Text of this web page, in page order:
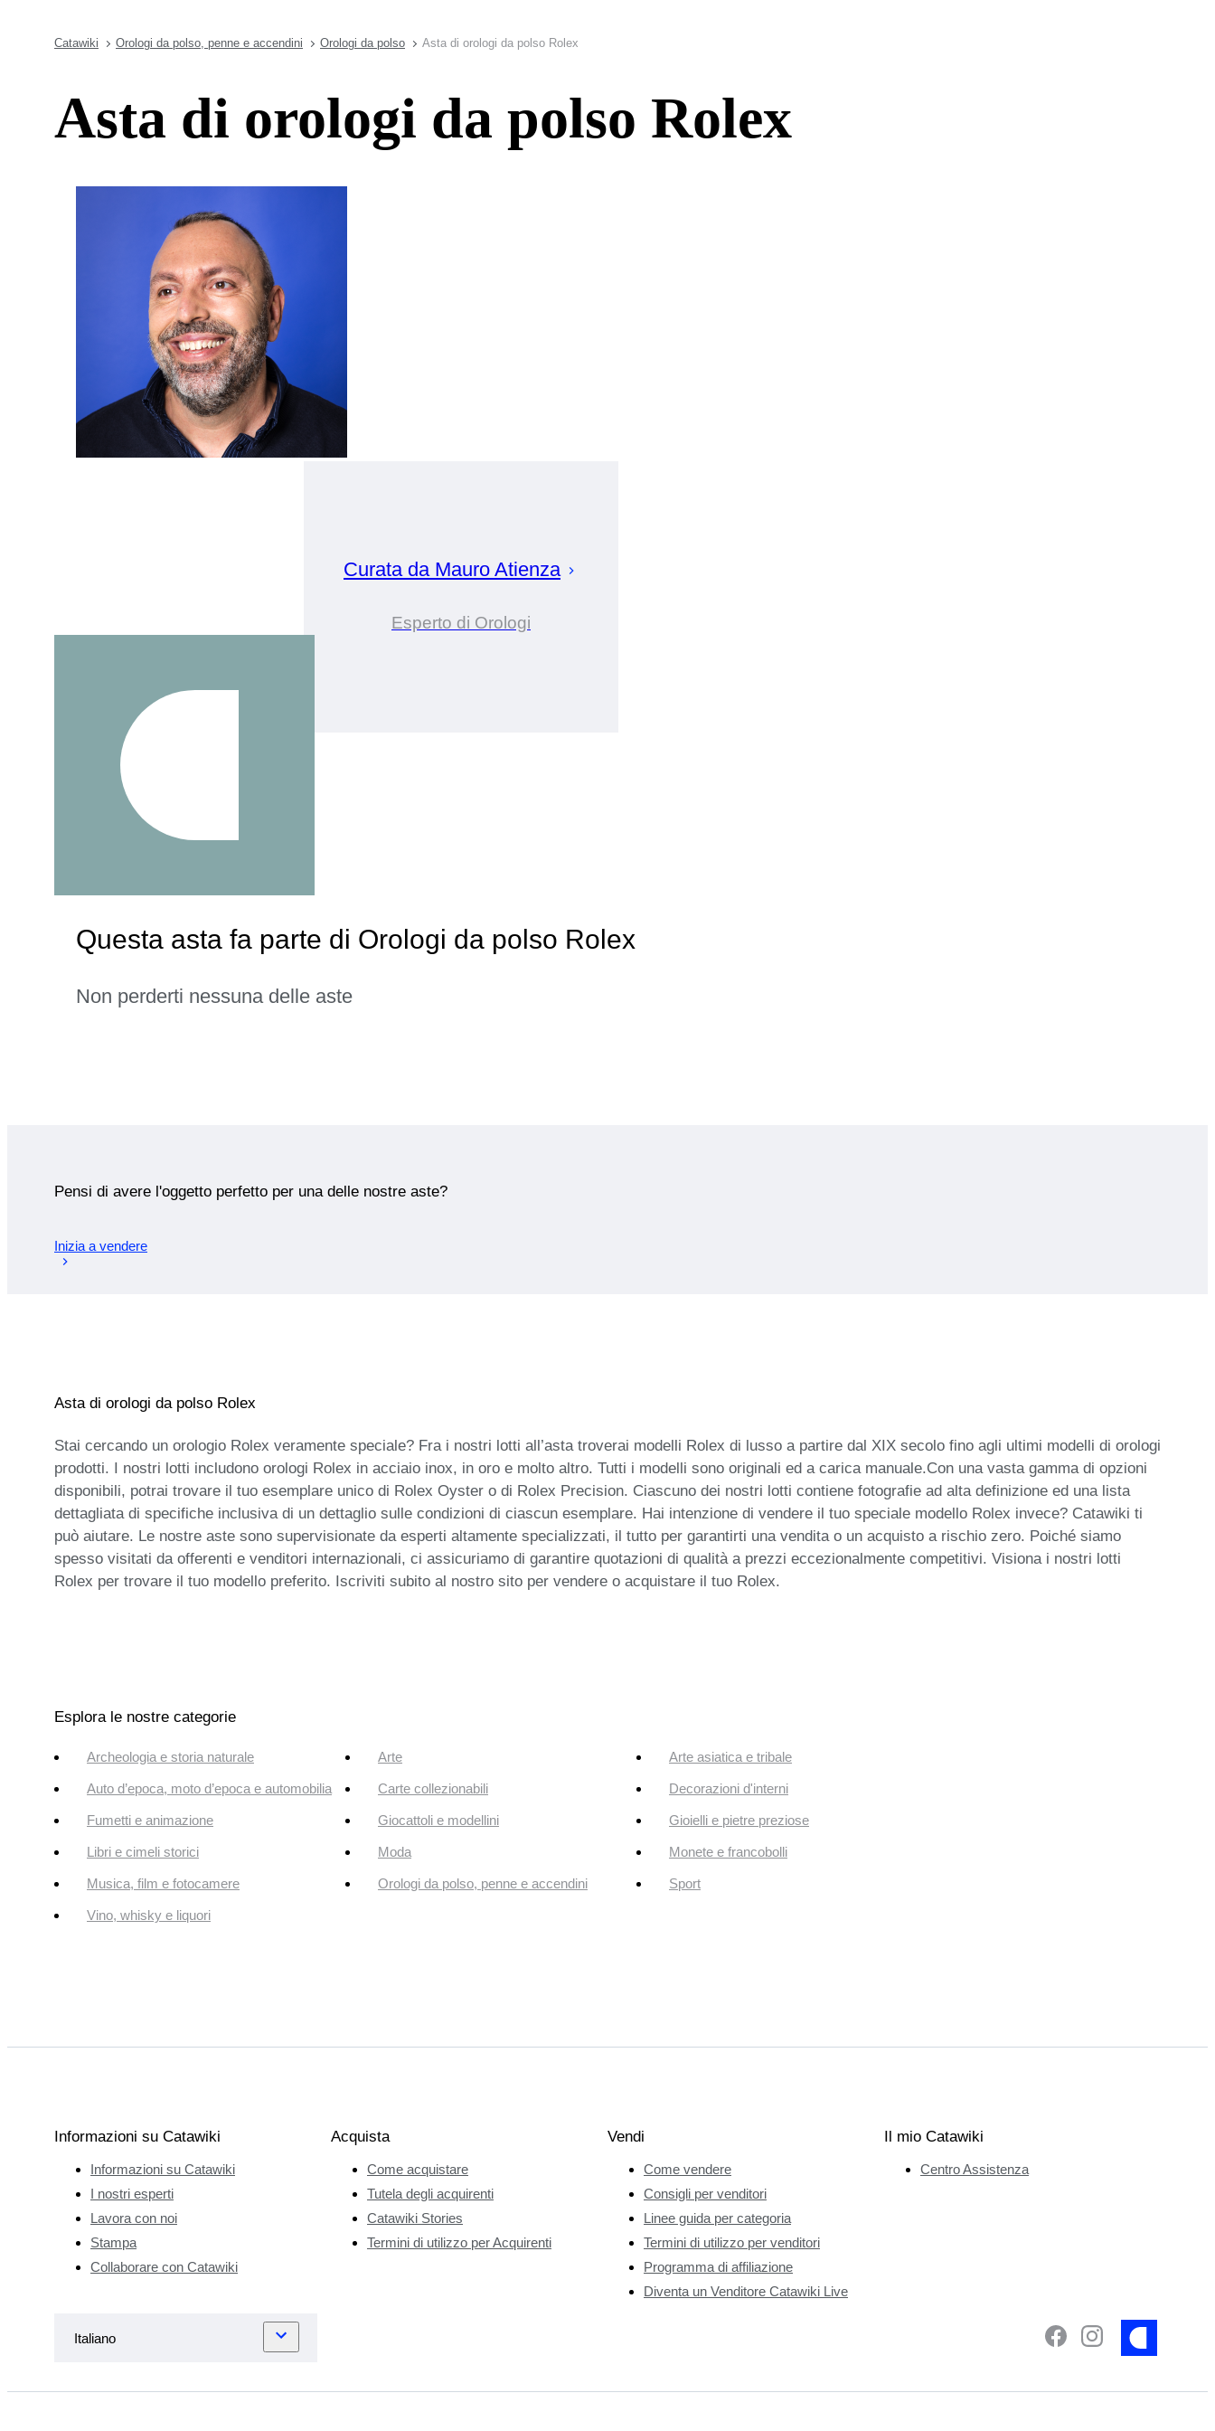
Catawiki Orologi da polso, penne e accendini Orologi da polso Asta di orologi da polso Rolex
Asta di orologi da polso Rolex
Curata da Mauro Atienza
Esperto di Orologi
Questa asta fa parte di Orologi da polso Rolex
Non perderti nessuna delle aste
Pensi di avere l'oggetto perfetto per una delle nostre aste?
Inizia a vendere
Asta di orologi da polso Rolex
Stai cercando un orologio Rolex veramente speciale? Fra i nostri lotti all’asta troverai modelli Rolex di lusso a partire dal XIX secolo fino agli ultimi modelli di orologi
prodotti. I nostri lotti includono orologi Rolex in acciaio inox, in oro e molto altro. Tutti i modelli sono originali ed a carica manuale.Con una vasta gamma di opzioni
disponibili, potrai trovare il tuo esemplare unico di Rolex Oyster o di Rolex Precision. Ciascuno dei nostri lotti contiene fotografie ad alta definizione ed una lista
dettagliata di specifiche inclusiva di un dettaglio sulle condizioni di ciascun esemplare. Hai intenzione di vendere il tuo speciale modello Rolex invece? Catawiki ti
può aiutare. Le nostre aste sono supervisionate da esperti altamente specializzati, il tutto per garantirti una vendita o un acquisto a rischio zero. Poiché siamo
spesso visitati da offerenti e venditori internazionali, ci assicuriamo di garantire quotazioni di qualità a prezzi eccezionalmente competitivi. Visiona i nostri lotti
Rolex per trovare il tuo modello preferito. Iscriviti subito al nostro sito per vendere o acquistare il tuo Rolex.
Esplora le nostre categorie
Archeologia e storia naturale Arte Arte asiatica e tribale
Auto d’epoca, moto d’epoca e automobilia Carte collezionabili Decorazioni d'interni
Fumetti e animazione Giocattoli e modellini Gioielli e pietre preziose
Libri e cimeli storici Moda Monete e francobolli
Musica, film e fotocamere Orologi da polso, penne e accendini Sport
Vino, whisky e liquori
Informazioni su Catawiki
Informazioni su Catawiki
I nostri esperti
Lavora con noi
Stampa
Collaborare con Catawiki
Acquista
Come acquistare
Tutela degli acquirenti
Catawiki Stories
Termini di utilizzo per Acquirenti
Vendi
Come vendere
Consigli per venditori
Linee guida per categoria
Termini di utilizzo per venditori
Programma di affiliazione
Diventa un Venditore Catawiki Live
Il mio Catawiki
Centro Assistenza